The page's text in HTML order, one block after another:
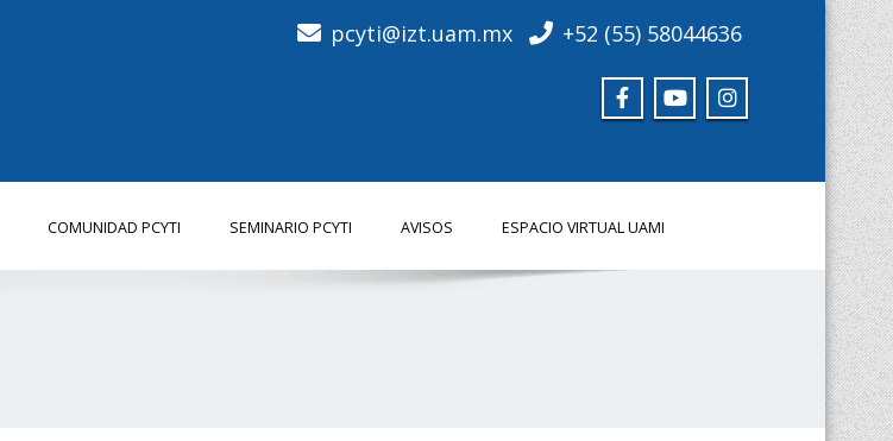
pcyti@izt.uam.mx +52 (55) 58044636
COMUNIDAD PCYTI SEMINARIO PCYTI AVISOS ESPACIO VIRTUAL UAMI